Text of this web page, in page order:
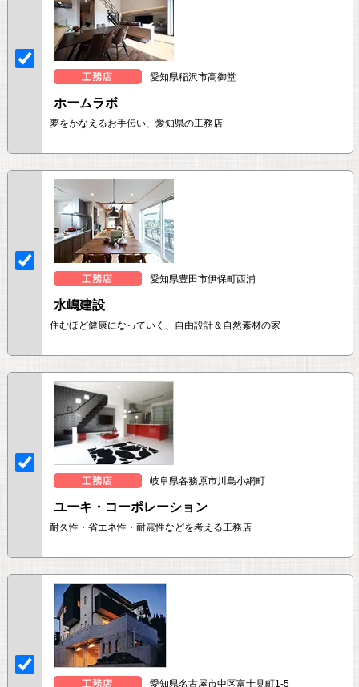
愛知県稲沢市高御堂
ホームラボ
夢をかなえるお手伝い、愛知県の工務店
愛知県豊田市伊保町西浦
水嶋建設
住むほど健康になっていく、自由設計＆自然素材の家
岐阜県各務原市川島小網町
ユーキ・コーポレーション
耐久性・省エネ性・耐震性などを考える工務店
愛知県名古屋市中区富士見町1-5